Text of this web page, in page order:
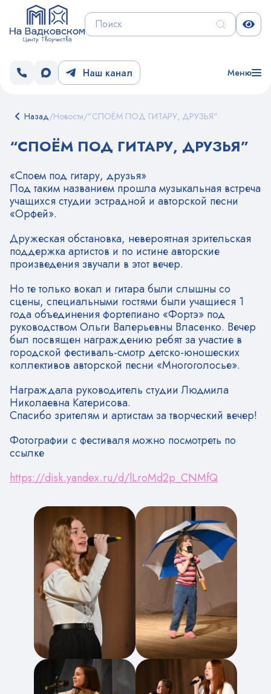
Наш канал Меню
Назад/Новости/"СПОЁМ ПОД ГИТАРУ, ДРУЗЬЯ"
“СПОЁМ ПОД ГИТАРУ, ДРУЗЬЯ”
«Споем под гитару, друзья»
Под таким названием прошла музыкальная встреча
учащихся студии эстрадной и авторской песни
«Орфей».
Дружеская обстановка, невероятная зрительская
поддержка артистов и по истине авторские
произведения звучали в этот вечер.
Но те только вокал и гитара были слышны со
сцены, специальными гостями были учащиеся 1
года объединения фортепиано «Фортэ» под
руководством Ольги Валерьевны Власенко. Вечер
был посвящен награждению ребят за участие в
городской фестиваль-смотр детско-юношеских
коллективов авторской песни «Многоголосье».
Награждала руководитель студии Людмила
Николаевна Катерисова.
Спасибо зрителям и артистам за творческий вечер!
Фотографии с фестиваля можно посмотреть по
ссылке
https://disk.yandex.ru/d/lLroMd2p_CNMfQ